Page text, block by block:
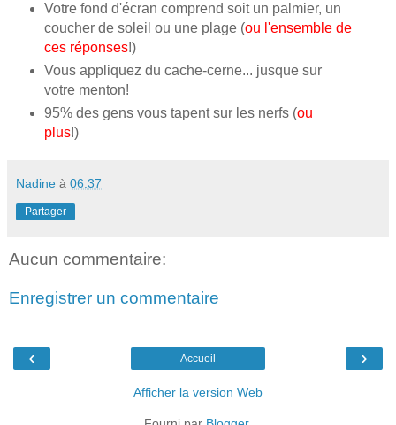
Votre fond d'écran comprend soit un palmier, un
coucher de soleil ou une plage (ou l'ensemble de
ces réponses!)
Vous appliquez du cache-cerne... jusque sur
votre menton!
95% des gens vous tapent sur les nerfs (ou
plus!)
Nadine à 06:37
Partager
Aucun commentaire:
Enregistrer un commentaire
‹ ›
Accueil
Afficher la version Web